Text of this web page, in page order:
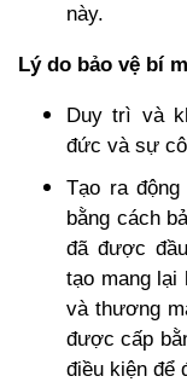
này.
Lý do bảo vệ bí
Duy trì và
đức và sự
Tạo ra
bằng cách
đã được
tạo mang lại
và thương
được cấp
điều kiện để